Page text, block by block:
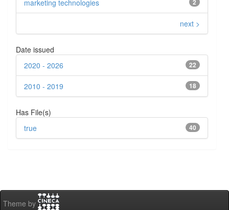
2
marketing technologies
next >
Date issued
22
2020 - 2026
18
2010 - 2019
Has File(s)
40
true
Theme by